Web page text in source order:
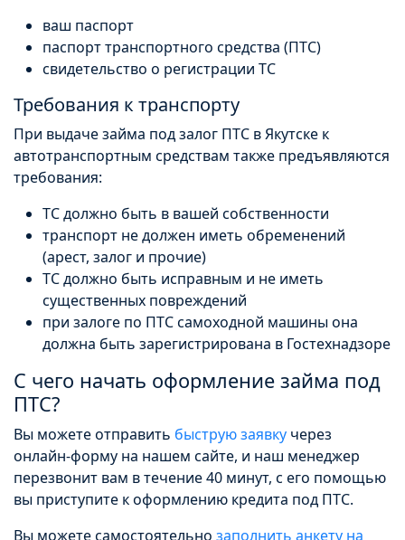
ваш паспорт
паспорт транспортного средства (ПТС)
свидетельство о регистрации ТС
Требования к транспорту
При выдаче займа под залог ПТС в Якутске к
автотранспортным средствам также предъявляются
требования:
ТС должно быть в вашей собственности
транспорт не должен иметь обременений
(арест, залог и прочие)
ТС должно быть исправным и не иметь
существенных повреждений
при залоге по ПТС самоходной машины она
должна быть зарегистрирована в Гостехнадзоре
С чего начать оформление займа под
ПТС?
Вы можете отправить быструю заявку через
онлайн-форму на нашем сайте, и наш менеджер
перезвонит вам в течение 40 минут, с его помощью
вы приступите к оформлению кредита под ПТС.
Вы можете самостоятельно заполнить анкету на